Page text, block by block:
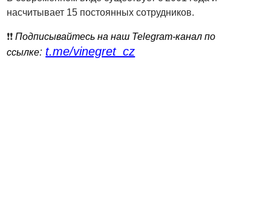
насчитывает 15 постоянных сотрудников.
❗️❗️Подписывайтесь на наш Telegram-канал по
ссылке: t.me/vinegret_cz